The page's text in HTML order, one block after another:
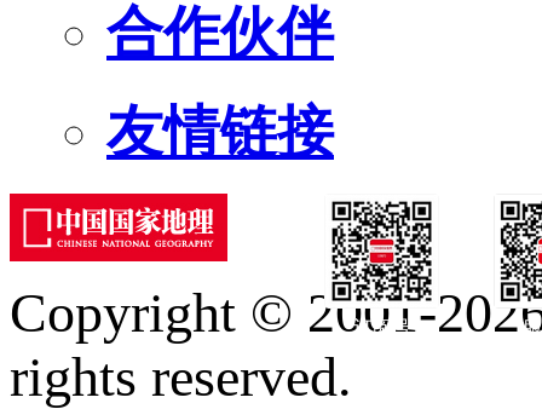
合作伙伴
友情链接
订阅号
Copyright © 2001-
rights reserved.